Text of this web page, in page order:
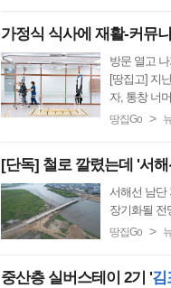
가정식 식사에 재활-커뮤
방문 열고
[땅집고] 지
자, 통창 너
땅집Go >
[단독] 철로 깔렸는데 '서
서해선 남단
장기화될 전
땅집Go >
중산층 실버스테이 2기 '김